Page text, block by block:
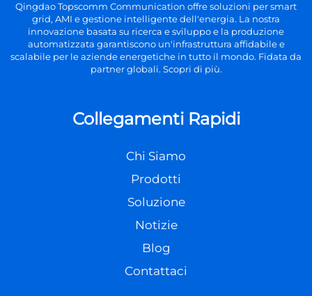
Qingdao Topscomm Communication offre soluzioni per smart
grid, AMI e gestione intelligente dell'energia. La nostra
innovazione basata su ricerca e sviluppo e la produzione
automatizzata garantiscono un'infrastruttura affidabile e
scalabile per le aziende energetiche in tutto il mondo. Fidata da
partner globali. Scopri di più.
Collegamenti Rapidi
Chi Siamo
Prodotti
Soluzione
Notizie
Blog
Contattaci